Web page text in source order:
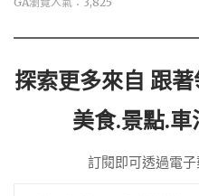
探索更多來自 跟
美食.景點.
訂閱即可透過電